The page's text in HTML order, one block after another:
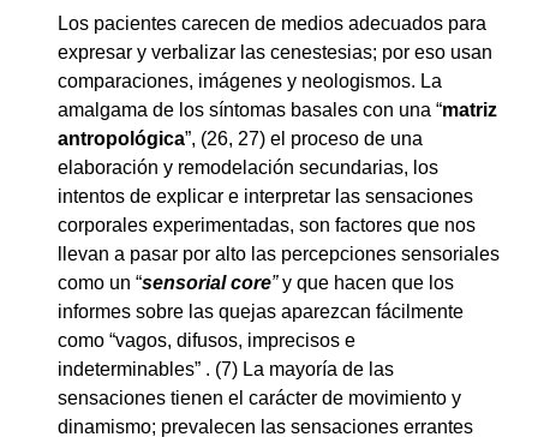
Los pacientes carecen de medios adecuados para
expresar y verbalizar las cenestesias; por eso usan
comparaciones, imágenes y neologismos. La
amalgama de los síntomas basales con una “matriz
antropológica”, (26, 27) el proceso de una
elaboración y remodelación secundarias, los
intentos de explicar e interpretar las sensaciones
corporales experimentadas, son factores que nos
llevan a pasar por alto las percepciones sensoriales
como un “sensorial core”y que hacen que los
informes sobre las quejas aparezcan fácilmente
como “vagos, difusos, imprecisos e
indeterminables” . (7) La mayoría de las
sensaciones tienen el carácter de movimiento y
dinamismo; prevalecen las sensaciones errantes